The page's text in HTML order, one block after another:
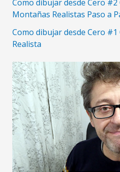
Como dibujar desde Cero
Montañas Realistas Paso a
Como dibujar desde Cero
Realista